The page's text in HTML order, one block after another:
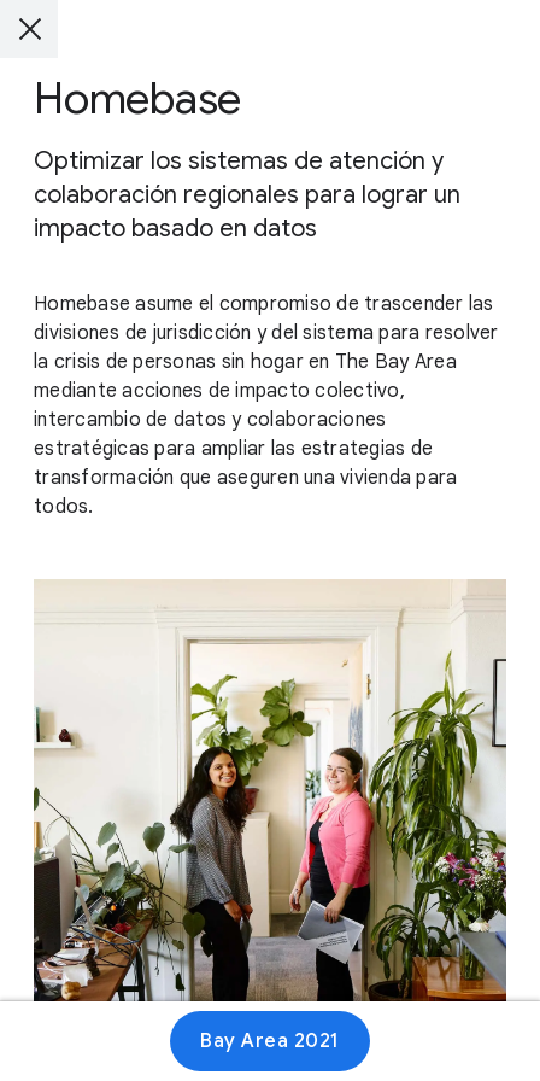
Homebase
Optimizar los sistemas de atención y
colaboración regionales para lograr un
impacto basado en datos
Homebase asume el compromiso de trascender las
divisiones de jurisdicción y del sistema para resolver
la crisis de personas sin hogar en The Bay Area
mediante acciones de impacto colectivo,
intercambio de datos y colaboraciones
estratégicas para ampliar las estrategias de
transformación que aseguren una vivienda para
todos.
Bay Area 2021